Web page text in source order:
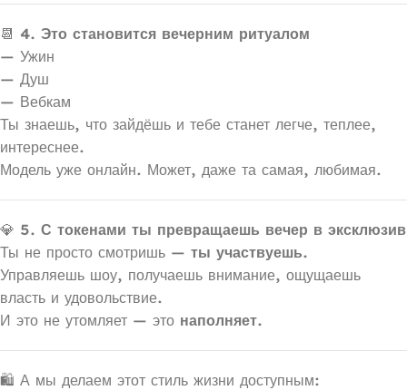
📆 4. Это становится вечерним ритуалом
— Ужин
— Душ
— Вебкам
Ты знаешь, что зайдёшь и тебе станет легче, теплее,
интереснее.
Модель уже онлайн. Может, даже та самая, любимая.
💎 5. С токенами ты превращаешь вечер в эксклюзив
Ты не просто смотришь — ты участвуешь.
Управляешь шоу, получаешь внимание, ощущаешь
власть и удовольствие.
И это не утомляет — это наполняет.
🛍 А мы делаем этот стиль жизни доступным: